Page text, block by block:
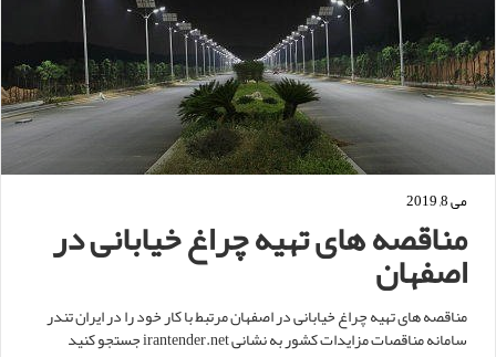
می 8, 2019
مناقصه های تهیه چراغ خیابانی در
اصفهان
مناقصه های تهیه چراغ خیابانی در اصفهان مرتبط با کار خود را در ایران تندر
سامانه مناقصات مزایدات کشور به نشانی irantender.net جستجو کنید